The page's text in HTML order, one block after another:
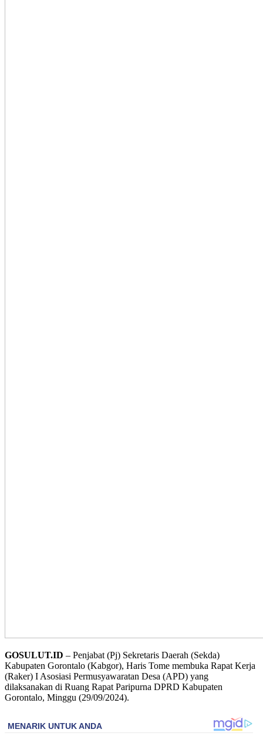
GOSULUT.ID – Penjabat (Pj) Sekretaris Daerah (Sekda)
Kabupaten Gorontalo (Kabgor), Haris Tome membuka Rapat Kerja
(Raker) I Asosiasi Permusyawaratan Desa (APD) yang
dilaksanakan di Ruang Rapat Paripurna DPRD Kabupaten
Gorontalo, Minggu (29/09/2024).